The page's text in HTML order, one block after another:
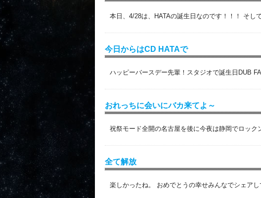
本日、4/28は、HATAの誕生日なのです！！！ そ
今日からはCD HATAで
ハッピーバースデー先輩！スタジオで誕生日DUB
おれっちに会いにバカ来てよ～
祝祭モード全開の名古屋を後に今夜は静岡でロッ
全て解放
楽しかったね。 おめでとうの幸せみんなでシェア